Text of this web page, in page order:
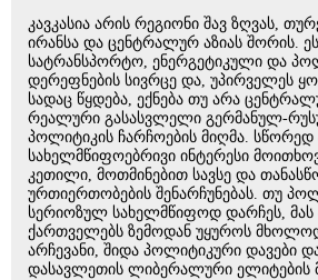
კავკასია არის რეგიონი შავ ზღვას,
ირანსა და ცენტრალურ აზიას შორის.
სატრანსპორტო, ენერგეტიკული და
დერეფნების სივრცე და, უპირველეს
სადაც წყდება, ექნება თუ არა
რეალური გასასვლელი გერმანულ-
პოლიტიკის ჩარჩოების მიღმა.
სახელმწიფოებრივი ინტერესი
კეთილი, მოთმინებით სავსე და
ურთიერთობების შენარჩუნებას. თუ
სერიოზულ სახელმწიფოდ დარჩეს, მას
ქართველებს ზემოდან უყუროს
არჩევანი, შიდა პოლიტიკური დავები
დასავლეთის ლიბერალური ელიტების